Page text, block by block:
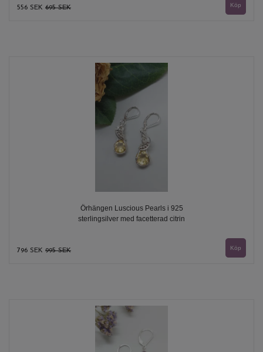
556 SEK 695 SEK
Örhängen Luscious Pearls i 925
sterlingsilver med facetterad citrin
796 SEK 995 SEK